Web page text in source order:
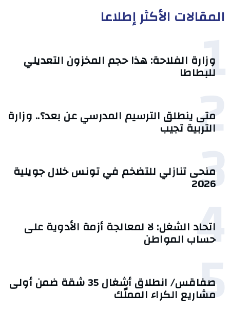
المقالات الأكثر إطلاعا
1
وزارة الفلاحة: هذا حجم المخزون التعديلي
للبطاطا
2
متى ينطلق الترسيم المدرسي عن بعد؟.. وزارة
التربية تجيب
3 منحى تنازلي ‎للتضخم في تونس خلال جويلية
2026‎
4
اتحاد الشغل: لا لمعالجة أزمة الأدوية على
حساب المواطن
5 صفاقس/ انطلاق أشغال 35 شقة ضمن أولى
مشاريع الكراء المملّك